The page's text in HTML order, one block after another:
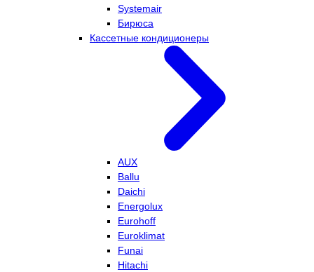
Systemair
Бирюса
Кассетные кондиционеры
AUX
Ballu
Daichi
Energolux
Eurohoff
Euroklimat
Funai
Hitachi